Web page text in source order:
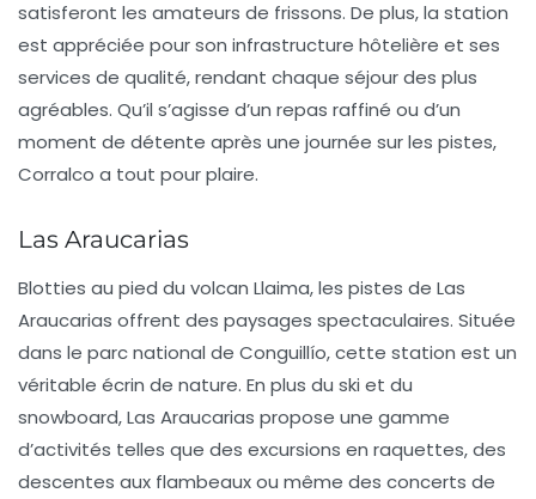
satisferont les amateurs de frissons. De plus, la station
est appréciée pour son infrastructure hôtelière et ses
services de qualité, rendant chaque séjour des plus
agréables. Qu’il s’agisse d’un repas raffiné ou d’un
moment de détente après une journée sur les pistes,
Corralco a tout pour plaire.
Las Araucarias
Blotties au pied du volcan Llaima, les pistes de Las
Araucarias offrent des paysages spectaculaires. Située
dans le parc national de Conguillío, cette station est un
véritable écrin de nature. En plus du ski et du
snowboard,Las Araucarias propose une gamme
d’activités telles que des excursions en raquettes, des
descentes aux flambeaux ou même des concerts de